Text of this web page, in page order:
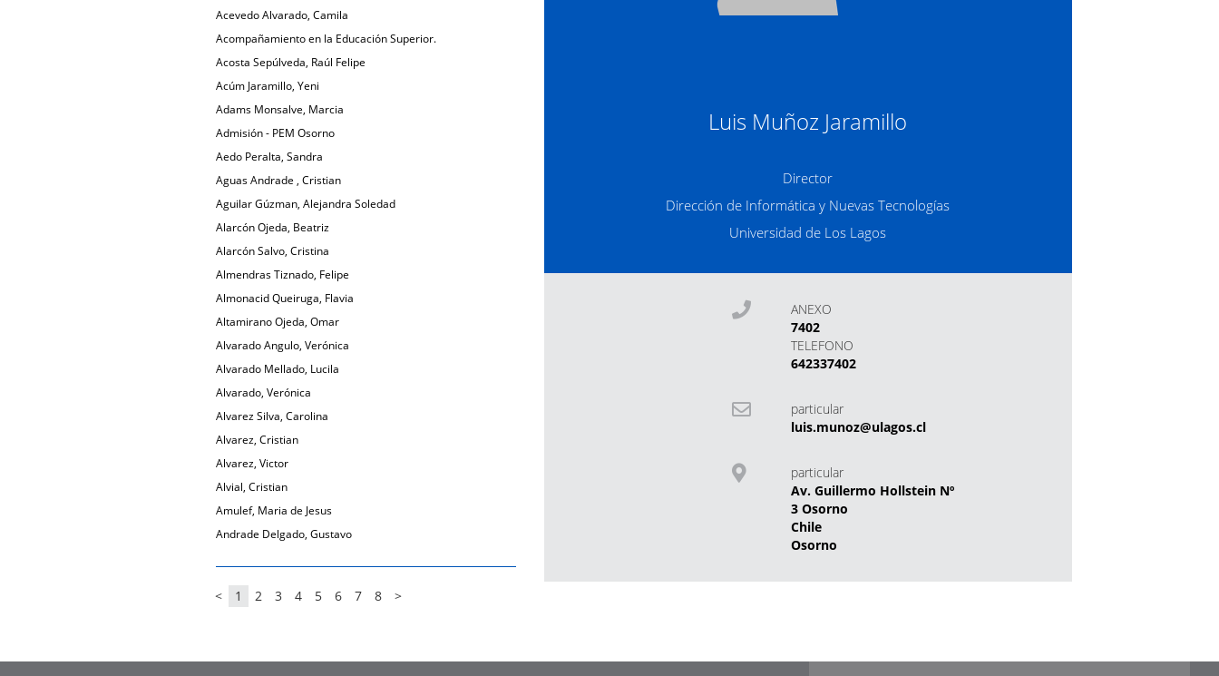
Acevedo Alvarado, Camila
Acompañamiento en la Educación Superior.
Acosta Sepúlveda, Raúl Felipe
Acúm Jaramillo, Yeni
Adams Monsalve, Marcia
Admisión - PEM Osorno
Aedo Peralta, Sandra
Aguas Andrade , Cristian
Aguilar Gúzman, Alejandra Soledad
Alarcón Ojeda, Beatriz
Alarcón Salvo, Cristina
Almendras Tiznado, Felipe
Almonacid Queiruga, Flavia
Altamirano Ojeda, Omar
Alvarado Angulo, Verónica
Alvarado Mellado, Lucila
Alvarado, Verónica
Alvarez Silva, Carolina
Alvarez, Cristian
Alvarez, Victor
Alvial, Cristian
Amulef, Maria de Jesus
Andrade Delgado, Gustavo
< 1 2 3 4 5 6 7 8 >
Luis Muñoz Jaramillo
Director
Dirección de Informática y Nuevas Tecnologías
Universidad de Los Lagos
ANEXO
7402
TELEFONO
642337402
particular
luis.munoz@ulagos.cl
particular
Av. Guillermo Hollstein Nº
3 Osorno
Chile
Osorno